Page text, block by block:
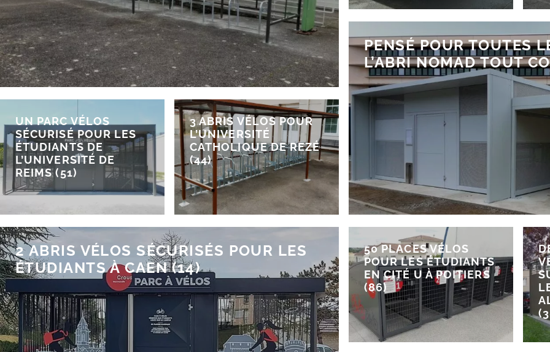
UN PARC VÉLOS
SÉCURISÉ POUR LES
ÉTUDIANTS DE
L’UNIVERSITÉ DE
REIMS (51)
3 ABRIS VÉLOS POUR
L’UNIVERSITÉ
CATHOLIQUE DE REZÉ
(44)
PENSÉ POUR TOUTES
L’ABRI NOMAD TOUT
2 ABRIS VÉLOS SÉCURISÉS POUR LES
ÉTUDIANTS À CAEN (14)
50 PLACES VÉLOS
POUR LES ÉTUDIANTS
EN CITÉ U À POITIERS
(86)